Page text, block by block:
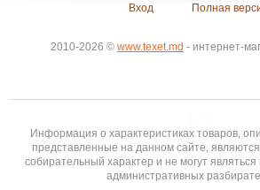
Вход Полная
2010-2026 © www.texet.md - интернет-
Информация о характеристиках товаров,
представленные на данном сайте, являются
собирательный характер и не могут являться
административных